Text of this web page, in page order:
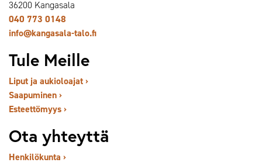
36200 Kangasala
040 773 0148
info@kangasala-talo.fi
Tule Meille
Liput ja aukioloajat ›
Saapuminen ›
Esteettömyys ›
Ota yhteyttä
Henkilökunta ›